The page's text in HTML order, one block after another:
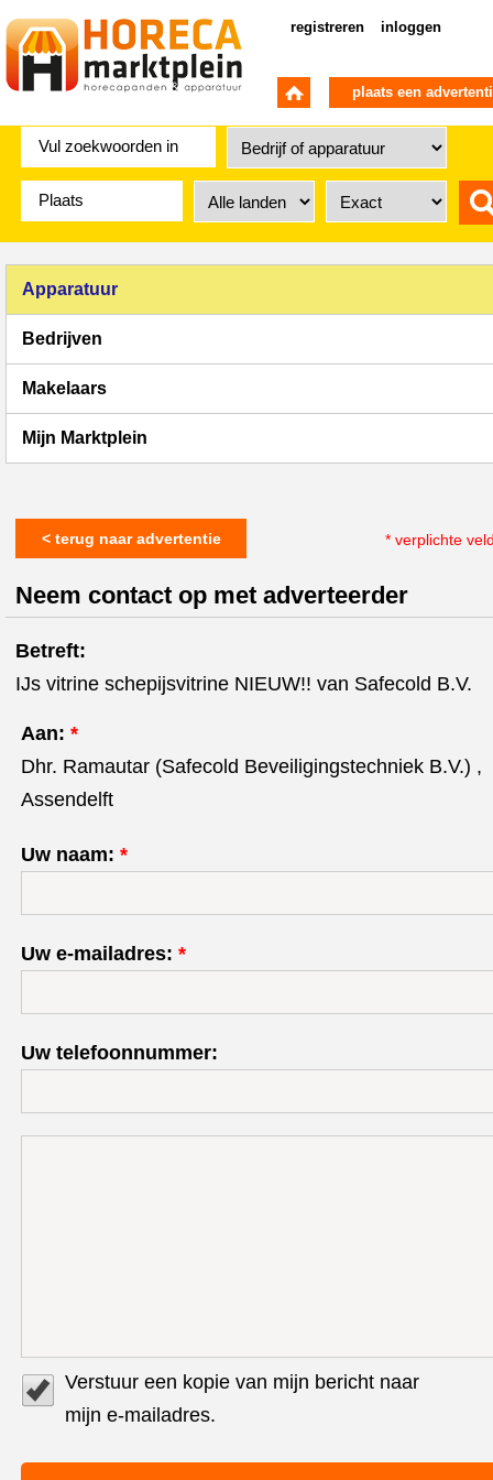
registreren inloggen
plaats een
Apparatuur
Bedrijven
Makelaars
Mijn Marktplein
< terug naar advertentie * verplichte
Neem contact op met adverteerder
Betreft:
IJs vitrine schepijsvitrine NIEUW!! van Safecold B.V.
Aan: *
Dhr. Ramautar (Safecold Beveiligingstechniek B.V.) ,
Assendelft
Uw naam: *
Uw e-mailadres: *
Uw telefoonnummer:
Verstuur een kopie van mijn bericht naar
mijn e-mailadres.